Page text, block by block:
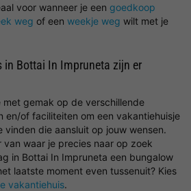
voor wanneer je een goedkoop
weg of een weekje weg wilt met je
in Bottai In Impruneta zijn er
gemak op de verschillende
en/of faciliteiten om een vakantiehuisje
vinden die aansluit op jouw wensen.
van waar je precies naar op zoek
in Bottai In Impruneta een bungalow
laatste moment even tussenuit? Kies
vakantiehuis.